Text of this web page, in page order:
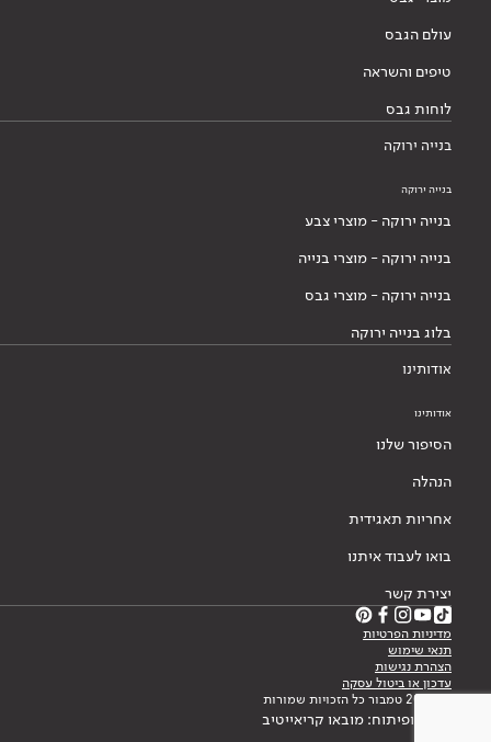
עולם הגבס
טיפים והשראה
לוחות גבס
בנייה ירוקה
בנייה ירוקה
בנייה ירוקה - מוצרי צבע
בנייה ירוקה - מוצרי בנייה
בנייה ירוקה - מוצרי גבס
בלוג בנייה ירוקה
אודותינו
אודותינו
הסיפור שלנו
הנהלה
אחריות תאגידית
בואו לעבוד איתנו
יצירת קשר
מדיניות הפרטיות
תנאי שימוש
הצהרת נגישות
עדכון או ביטול עסקה
© 2026 טמבור כל הזכויות שמורות
עיצוב ופיתוח: מובאו קריאייטיב